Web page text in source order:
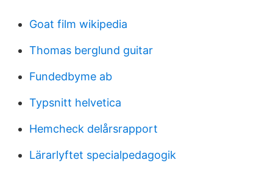
Goat film wikipedia
Thomas berglund guitar
Fundedbyme ab
Typsnitt helvetica
Hemcheck delårsrapport
Lärarlyftet specialpedagogik